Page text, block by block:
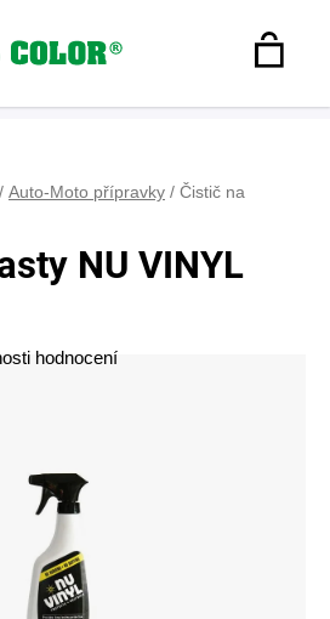
Hledat
/ Auto-Moto přípravky / Čistič na
NU VINYL
hodnocení